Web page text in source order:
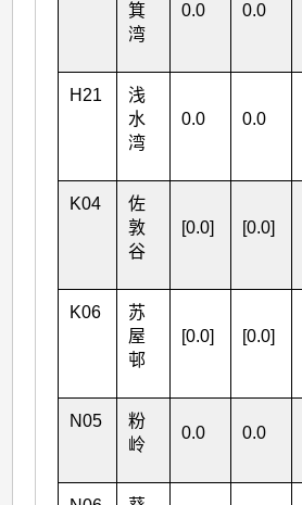
箕
湾
0.0 0.0
H21
浅
水
湾
0.0 0.0
K04
佐
敦
谷
[0.0] [0.0]
K06
苏
屋
邨
[0.0] [0.0]
N05
粉
岭
0.0 0.0